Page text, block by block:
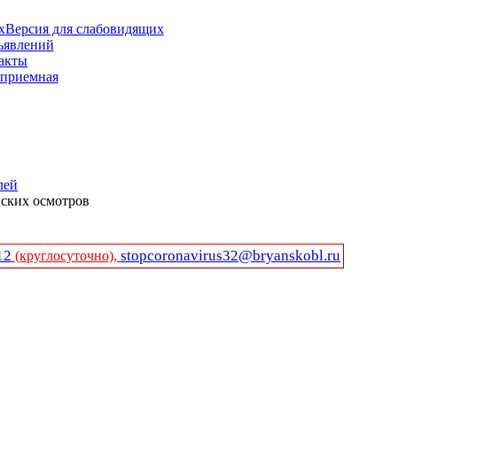
Версия для слабовидящих
осмотров
(круглосуточно), stopcoronavirus32@bryanskobl.ru